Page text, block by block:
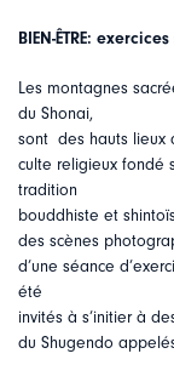
BIEN-ÊTRE:
Les montagnes
du Shonai,
sont des hauts lieux
culte religieux fondé
tradition
bouddhiste et
des scènes
d’une séance
été
invités à s’initier à
du Shugendo